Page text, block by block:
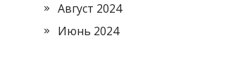
Август 2024
Июнь 2024